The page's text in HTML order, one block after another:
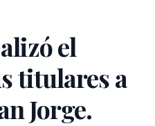
el
titulares a
Jorge.